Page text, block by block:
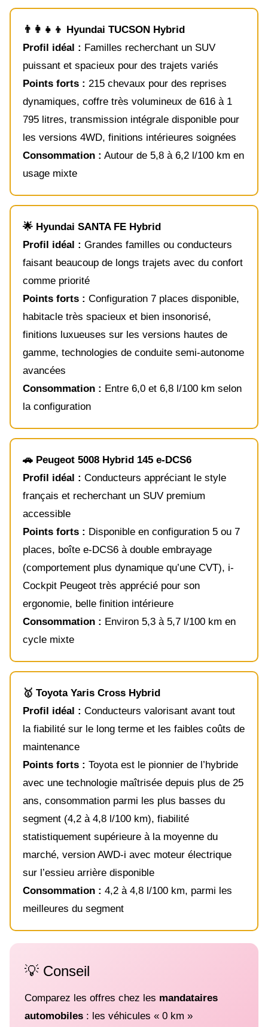
👨‍👩‍👧‍👦 Hyundai TUCSON Hybrid
Profil idéal : Familles recherchant un SUV
puissant et spacieux pour des trajets variés
Points forts : 215 chevaux pour des reprises
dynamiques, coffre très volumineux de 616 à 1
795 litres, transmission intégrale disponible pour
les versions 4WD, finitions intérieures soignées
Consommation : Autour de 5,8 à 6,2 l/100 km en
usage mixte
🌟 Hyundai SANTA FE Hybrid
Profil idéal : Grandes familles ou conducteurs
faisant beaucoup de longs trajets avec du confort
comme priorité
Points forts : Configuration 7 places disponible,
habitacle très spacieux et bien insonorisé,
finitions luxueuses sur les versions hautes de
gamme, technologies de conduite semi-autonome
avancées
Consommation : Entre 6,0 et 6,8 l/100 km selon
la configuration
🚗 Peugeot 5008 Hybrid 145 e-DCS6
Profil idéal : Conducteurs appréciant le style
français et recherchant un SUV premium
accessible
Points forts : Disponible en configuration 5 ou 7
places, boîte e-DCS6 à double embrayage
(comportement plus dynamique qu’une CVT), i-
Cockpit Peugeot très apprécié pour son
ergonomie, belle finition intérieure
Consommation : Environ 5,3 à 5,7 l/100 km en
cycle mixte
🥇 Toyota Yaris Cross Hybrid
Profil idéal : Conducteurs valorisant avant tout
la fiabilité sur le long terme et les faibles coûts de
maintenance
Points forts : Toyota est le pionnier de l’hybride
avec une technologie maîtrisée depuis plus de 25
ans, consommation parmi les plus basses du
segment (4,2 à 4,8 l/100 km), fiabilité
statistiquement supérieure à la moyenne du
marché, version AWD-i avec moteur électrique
sur l’essieu arrière disponible
Consommation : 4,2 à 4,8 l/100 km, parmi les
meilleures du segment
💡 Conseil
Comparez les offres chez les mandataires
automobiles : les véhicules « 0 km »